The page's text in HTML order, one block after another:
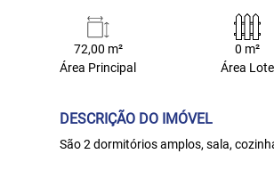
72,00 m²
Área Principal
0 m²
Área Lote
DESCRIÇÃO DO IMÓVEL
São 2 dormitórios amplos, sala,